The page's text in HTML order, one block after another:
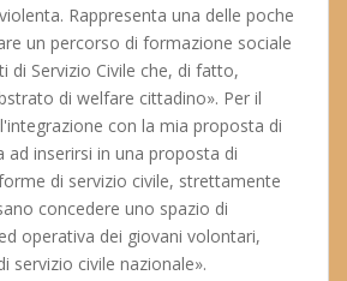
Rappresenta una delle poche
un percorso di formazione sociale
di Servizio Civile che, di fatto,
di welfare cittadino». Per il
con la mia proposta di
ad inserirsi in una proposta di
di servizio civile, strettamente
concedere uno spazio di
operativa dei giovani volontari,
servizio civile nazionale».